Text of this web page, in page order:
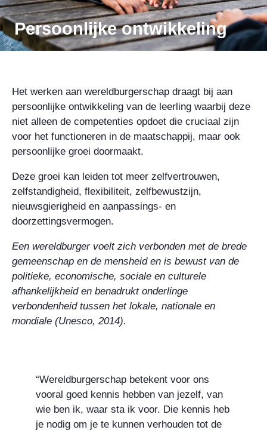
Persoonlijke ontwikkeling
Het werken aan wereldburgerschap draagt bij aan
persoonlijke ontwikkeling van de leerling waarbij deze
niet alleen de competenties opdoet die cruciaal zijn
voor het functioneren in de maatschappij, maar ook
persoonlijke groei doormaakt.
Deze groei kan leiden tot meer zelfvertrouwen,
zelfstandigheid, flexibiliteit, zelfbewustzijn,
nieuwsgierigheid en aanpassings- en
doorzettingsvermogen.
Een wereldburger voelt zich verbonden met de brede
gemeenschap en de mensheid en is bewust van de
politieke, economische, sociale en culturele
afhankelijkheid en benadrukt onderlinge
verbondenheid tussen het lokale, nationale en
mondiale (Unesco, 2014).
“Wereldburgerschap betekent voor ons
vooral goed kennis hebben van jezelf, van
wie ben ik, waar sta ik voor. Die kennis heb
je nodig om je te kunnen verhouden tot de